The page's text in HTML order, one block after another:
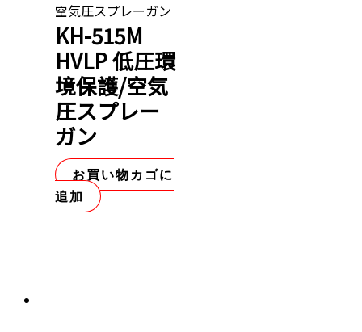
空気圧スプレーガン
KH-515M
HVLP 低圧環
境保護/空気
圧スプレー
ガン
お買い物カゴに
追加